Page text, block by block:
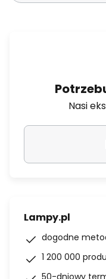
Nasi
Lampy.pl
dogodne
1 200 000
50-dniowy